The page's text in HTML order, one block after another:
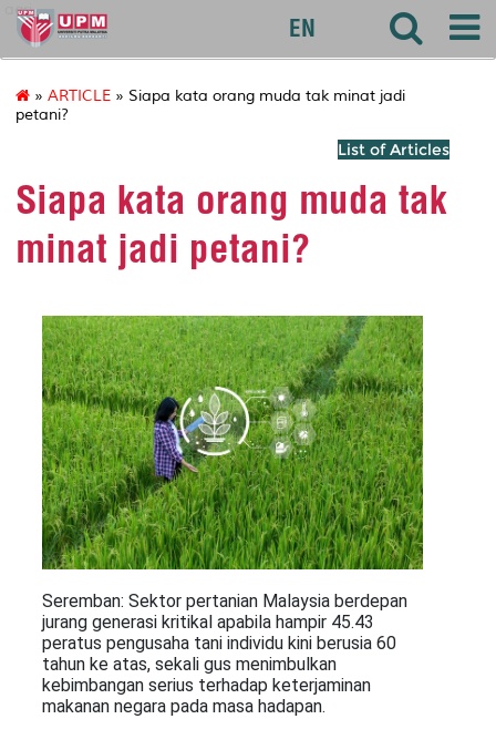
agri
EN
» ARTICLE » Siapa kata orang muda tak minat jadi
petani?
List of Articles
Siapa kata orang muda tak
minat jadi petani?
Seremban: Sektor pertanian Malaysia berdepan
jurang generasi kritikal apabila hampir 45.43
peratus pengusaha tani individu kini berusia 60
tahun ke atas, sekali gus menimbulkan
kebimbangan serius terhadap keterjaminan
makanan negara pada masa hadapan.